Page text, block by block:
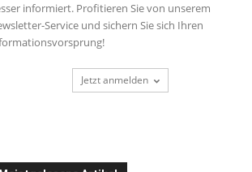
informiert. Profitieren Sie von unserem
Service und sichern Sie sich Ihren
Jetzt anmelden